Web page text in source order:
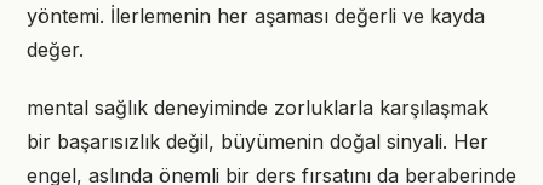
yöntemi. İlerlemenin her aşaması değerli ve kayda
değer.
mental sağlık deneyiminde zorluklarla karşılaşmak
bir başarısızlık değil, büyümenin doğal sinyali. Her
engel, aslında önemli bir ders fırsatını da beraberinde